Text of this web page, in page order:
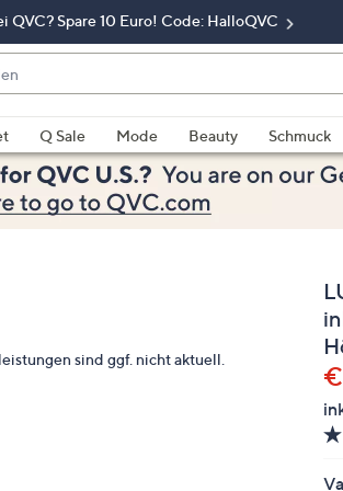
QVC? Spare 10 Euro! Code: HalloQVC
Q Sale Mode Beauty Schmuck
sind ggf. nicht aktuell.